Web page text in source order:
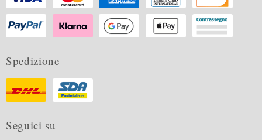
Spedizione
Seguici su